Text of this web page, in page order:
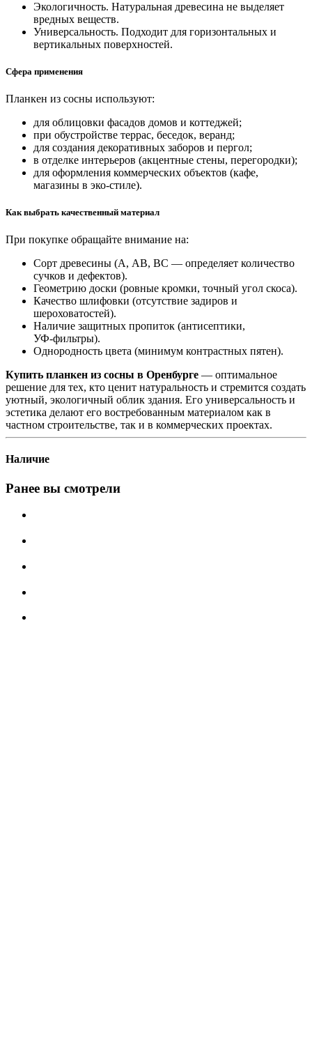
Экологичность. Натуральная древесина не выделяет
вредных веществ.
Универсальность. Подходит для горизонтальных и
вертикальных поверхностей.
Сфера применения
Планкен из сосны используют:
для облицовки фасадов домов и коттеджей;
при обустройстве террас, беседок, веранд;
для создания декоративных заборов и пергол;
в отделке интерьеров (акцентные стены, перегородки);
для оформления коммерческих объектов (кафе,
магазины в эко‑стиле).
Как выбрать качественный материал
При покупке обращайте внимание на:
Сорт древесины (А, АВ, ВС — определяет количество
сучков и дефектов).
Геометрию доски (ровные кромки, точный угол скоса).
Качество шлифовки (отсутствие задиров и
шероховатостей).
Наличие защитных пропиток (антисептики,
УФ‑фильтры).
Однородность цвета (минимум контрастных пятен).
Купить планкен из сосны в Оренбурге — оптимальное
решение для тех, кто ценит натуральность и стремится создать
уютный, экологичный облик здания. Его универсальность и
эстетика делают его востребованным материалом как в
частном строительстве, так и в коммерческих проектах.
Наличие
Ранее вы смотрели